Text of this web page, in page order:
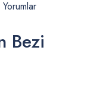
Yorumlar
Bezi